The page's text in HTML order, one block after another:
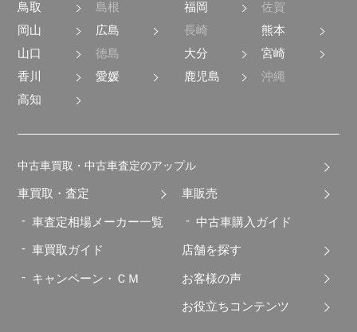
鳥取
島根
岡山
広島
山口
徳島
香川
愛媛
高知
福岡
佐賀
長崎
熊本
大分
宮崎
鹿児島
沖縄
中古車買取・中古車査定のアップル
車買取・査定
車査定相場メーカー一覧
車買取ガイド
キャンペーン・ＣＭ
車販売
中古車購入ガイド
店舗を探す
お客様の声
お役立ちコンテンツ